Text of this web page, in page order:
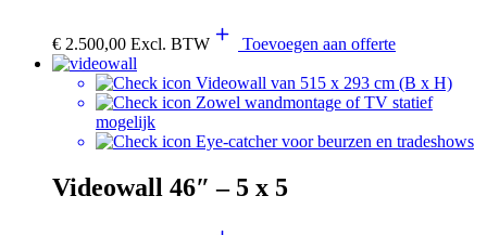
€ 2.500,00 Excl. BTW Toevoegen aan offerte
Videowall van 515 x 293 cm (B x H)
Zowel wandmontage of TV statief
mogelijk
Eye-catcher voor beurzen en tradeshows
Videowall 46″ – 5 x 5